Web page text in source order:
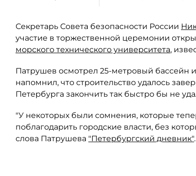
Секретарь Совета безопасности России
участие в торжественной церемонии
морского технического университета,
Патрушев осмотрел 25-метровый бассейн
напомнил, что строительство удалось
Петербурга закончить так быстро бы не
"У некоторых были сомнения, которые
поблагодарить городские власти, без
слова Патрушева "Петербургский дневник".